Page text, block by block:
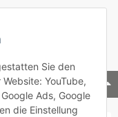
Sie den
YouTube,
Ads, Google
die Einstellung